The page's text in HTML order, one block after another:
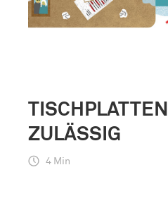
ZULÄSSIG
4 Min